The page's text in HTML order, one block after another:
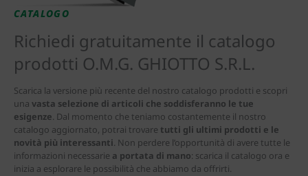
CATALOGO
Richiedi gratuitamente il catalogo
prodotti O.M.G. GHIOTTO S.R.L.
Scarica la versione più recente del nostro catalogo prodotti e scopri
una vasta selezione di articoli che soddisferanno le tue
esigenze. Dal momento che teniamo costantemente il nostro
catalogo aggiornato, potrai trovare tutti gli ultimi prodotti e le
novità più interessanti. Non perdere l’opportunità di avere tutte le
informazioni necessarie a portata di mano: scarica il catalogo ora e
inizia a esplorare le possibilità che abbiamo da offrirti.